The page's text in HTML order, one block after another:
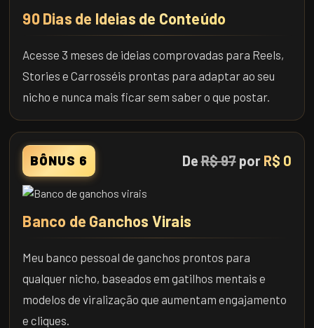
90 Dias de Ideias de Conteúdo
Acesse 3 meses de ideias comprovadas para Reels,
Stories e Carrosséis prontas para adaptar ao seu
nicho e nunca mais ficar sem saber o que postar.
BÔNUS 6 DeR$ 97por R$ 0
Banco de Ganchos Virais
Meu banco pessoal de ganchos prontos para
qualquer nicho, baseados em gatilhos mentais e
modelos de viralização que aumentam engajamento
e cliques.